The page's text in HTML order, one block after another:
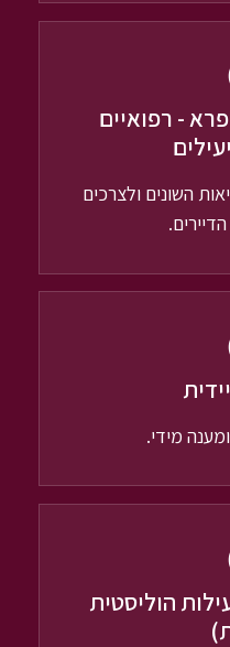
- רפואיים
השונים ולצרכים
מידי.
הוליסטית